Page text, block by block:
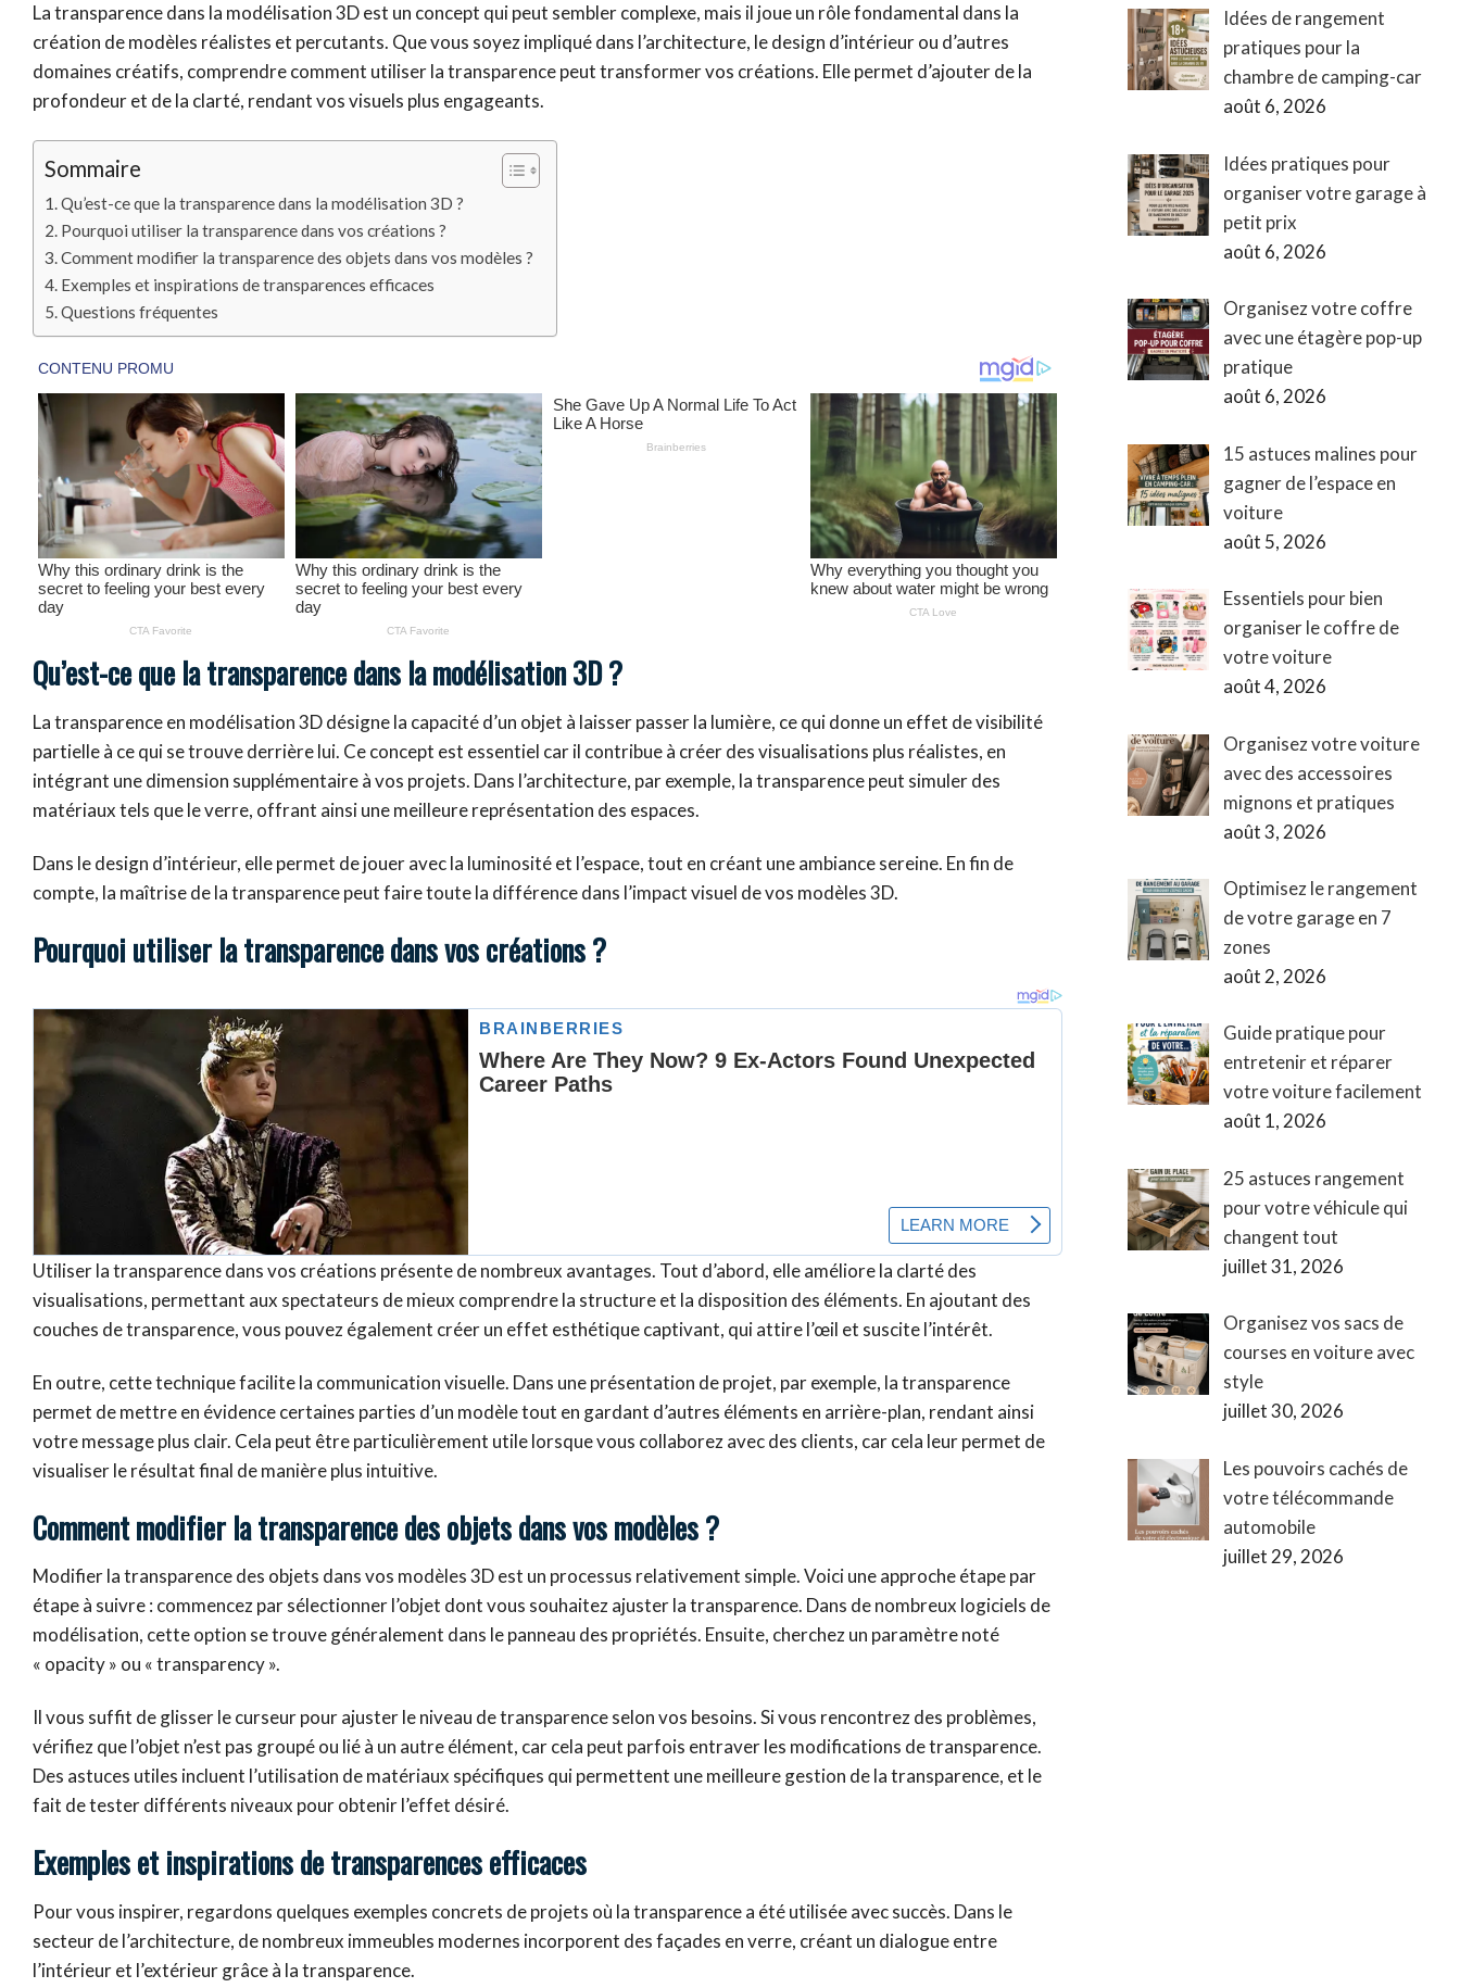
La transparence dans la modélisation 3D est un concept qui peut sembler complexe, mais il joue un rôle fondamental dans la
création de modèles réalistes et percutants. Que vous soyez impliqué dans l’architecture, le design d’intérieur ou d’autres
domaines créatifs, comprendre comment utiliser la transparence peut transformer vos créations. Elle permet d’ajouter de la
profondeur et de la clarté, rendant vos visuels plus engageants.
Sommaire
Qu’est-ce que la transparence dans la modélisation 3D ?
Pourquoi utiliser la transparence dans vos créations ?
Comment modifier la transparence des objets dans vos modèles ?
Exemples et inspirations de transparences efficaces
Questions fréquentes
Qu’est-ce que la transparence dans la modélisation 3D ?
La transparence en modélisation 3D désigne la capacité d’un objet à laisser passer la lumière, ce qui donne un effet de visibilité
partielle à ce qui se trouve derrière lui. Ce concept est essentiel car il contribue à créer des visualisations plus réalistes, en
intégrant une dimension supplémentaire à vos projets. Dans l’architecture, par exemple, la transparence peut simuler des
matériaux tels que le verre, offrant ainsi une meilleure représentation des espaces.
Dans le design d’intérieur, elle permet de jouer avec la luminosité et l’espace, tout en créant une ambiance sereine. En fin de
compte, la maîtrise de la transparence peut faire toute la différence dans l’impact visuel de vos modèles 3D.
Pourquoi utiliser la transparence dans vos créations ?
Utiliser la transparence dans vos créations présente de nombreux avantages. Tout d’abord, elle améliore la clarté des
visualisations, permettant aux spectateurs de mieux comprendre la structure et la disposition des éléments. En ajoutant des
couches de transparence, vous pouvez également créer un effet esthétique captivant, qui attire l’œil et suscite l’intérêt.
En outre, cette technique facilite la communication visuelle. Dans une présentation de projet, par exemple, la transparence
permet de mettre en évidence certaines parties d’un modèle tout en gardant d’autres éléments en arrière-plan, rendant ainsi
votre message plus clair. Cela peut être particulièrement utile lorsque vous collaborez avec des clients, car cela leur permet de
visualiser le résultat final de manière plus intuitive.
Comment modifier la transparence des objets dans vos modèles ?
Modifier la transparence des objets dans vos modèles 3D est un processus relativement simple. Voici une approche étape par
étape à suivre : commencez par sélectionner l’objet dont vous souhaitez ajuster la transparence. Dans de nombreux logiciels de
modélisation, cette option se trouve généralement dans le panneau des propriétés. Ensuite, cherchez un paramètre noté
« opacity » ou « transparency ».
Il vous suffit de glisser le curseur pour ajuster le niveau de transparence selon vos besoins. Si vous rencontrez des problèmes,
vérifiez que l’objet n’est pas groupé ou lié à un autre élément, car cela peut parfois entraver les modifications de transparence.
Des astuces utiles incluent l’utilisation de matériaux spécifiques qui permettent une meilleure gestion de la transparence, et le
fait de tester différents niveaux pour obtenir l’effet désiré.
Exemples et inspirations de transparences efficaces
Pour vous inspirer, regardons quelques exemples concrets de projets où la transparence a été utilisée avec succès. Dans le
secteur de l’architecture, de nombreux immeubles modernes incorporent des façades en verre, créant un dialogue entre
l’intérieur et l’extérieur grâce à la transparence.
Idées de rangement
pratiques pour la
chambre de camping-car
août 6, 2026
Idées pratiques pour
organiser votre garage à
petit prix
août 6, 2026
Organisez votre coffre
avec une étagère pop-up
pratique
août 6, 2026
15 astuces malines pour
gagner de l’espace en
voiture
août 5, 2026
Essentiels pour bien
organiser le coffre de
votre voiture
août 4, 2026
Organisez votre voiture
avec des accessoires
mignons et pratiques
août 3, 2026
Optimisez le rangement
de votre garage en 7
zones
août 2, 2026
Guide pratique pour
entretenir et réparer
votre voiture facilement
août 1, 2026
25 astuces rangement
pour votre véhicule qui
changent tout
juillet 31, 2026
Organisez vos sacs de
courses en voiture avec
style
juillet 30, 2026
Les pouvoirs cachés de
votre télécommande
automobile
juillet 29, 2026